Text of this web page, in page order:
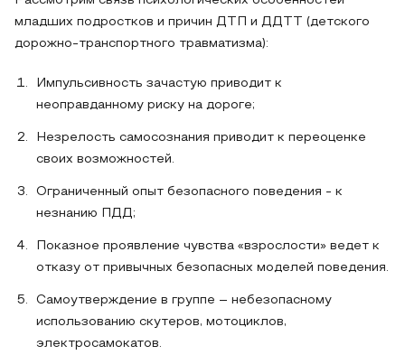
младших подростков и причин ДТП и ДДТТ (детского
дорожно-транспортного травматизма):
Импульсивность зачастую приводит к
неоправданному риску на дороге;
Незрелость самосознания приводит к переоценке
своих возможностей.
Ограниченный опыт безопасного поведения - к
незнанию ПДД;
Показное проявление чувства «взрослости» ведет к
отказу от привычных безопасных моделей поведения.
Самоутверждение в группе – небезопасному
использованию скутеров, мотоциклов,
электросамокатов.